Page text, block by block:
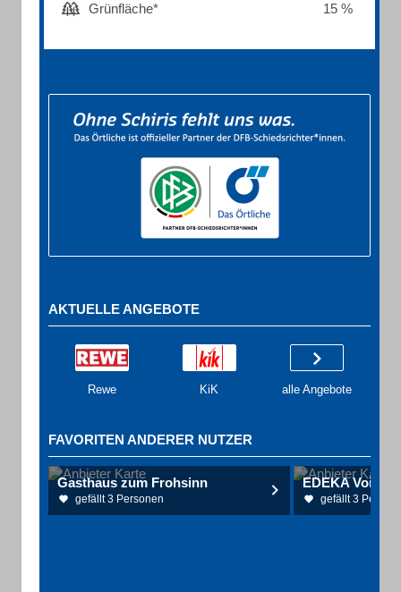
Grünfläche*
15 %
AKTUELLE ANGEBOTE
Rewe KiK alle Angebote
FAVORITEN ANDERER NUTZER
Gasthaus zum Frohsinn
gefällt 3 Personen
EDEKA Voigt
gefällt 3